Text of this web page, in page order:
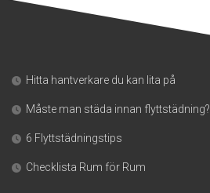
Hitta hantverkare du kan lita på
Måste man städa innan flyttstädning?
6 Flyttstädningstips
Checklista Rum för Rum